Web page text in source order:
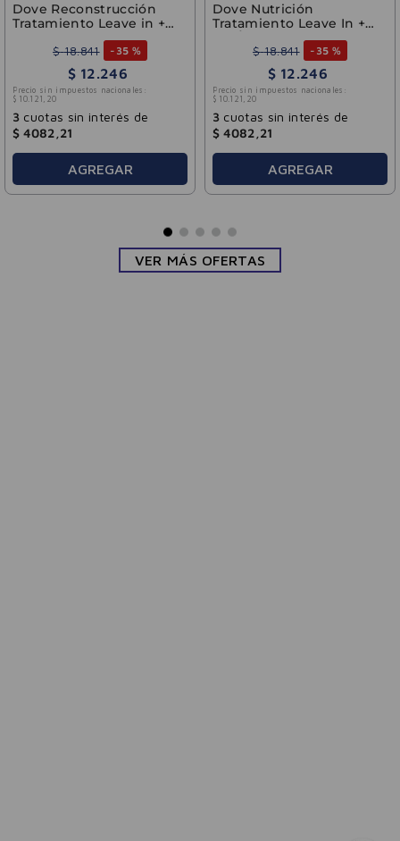
Dove Reconstrucción
Tratamiento Leave in +
Aminoácidos 110ml
$ 18.841 - 35 %
$ 12.246
Precio sin impuestos nacionales:
$ 10.121 , 20
3 cuotas sin interés de
$ 4082 21
AGREGAR
Dove Nutrición
Tratamiento Leave In +
Tri-Óleos 110 ml
$ 18.841 - 35 %
$ 12.246
Precio sin impuestos nacionales:
$ 10.121 , 20
3 cuotas sin interés de
$ 4082 21
AGREGAR
VER MÁS OFERTAS